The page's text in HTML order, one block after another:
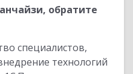
обратите
специалистов,
технологий